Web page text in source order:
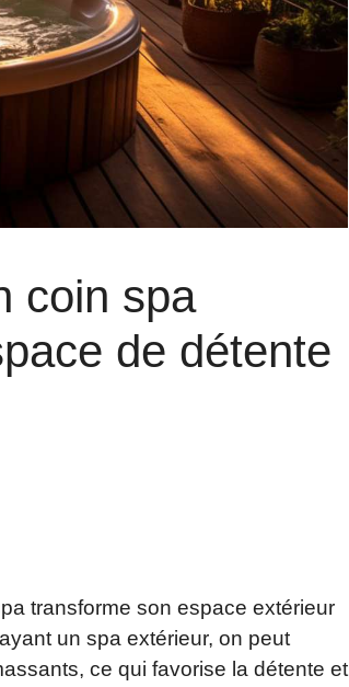
coin spa
de détente
transforme son espace extérieur
un spa extérieur, on peut
ce qui favorise la détente et